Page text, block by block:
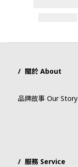
/ 關於 About
品牌故事 Our Story
/ 服務 Service